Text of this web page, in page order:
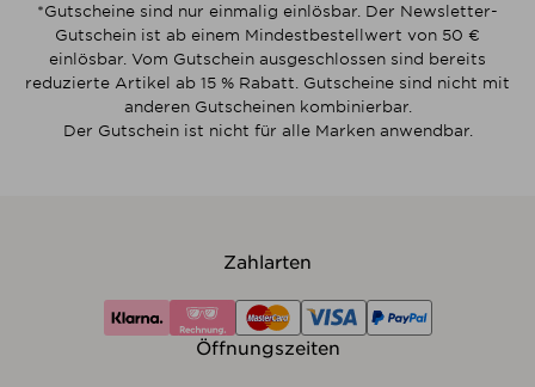
*Gutscheine sind nur einmalig einlösbar. Der Newsletter-
Gutschein ist ab einem Mindestbestellwert von 50 €
einlösbar. Vom Gutschein ausgeschlossen sind bereits
reduzierte Artikel ab 15 % Rabatt. Gutscheine sind nicht mit
anderen Gutscheinen kombinierbar.
Der Gutschein ist nicht für alle Marken anwendbar.
Zahlarten
Öffnungszeiten